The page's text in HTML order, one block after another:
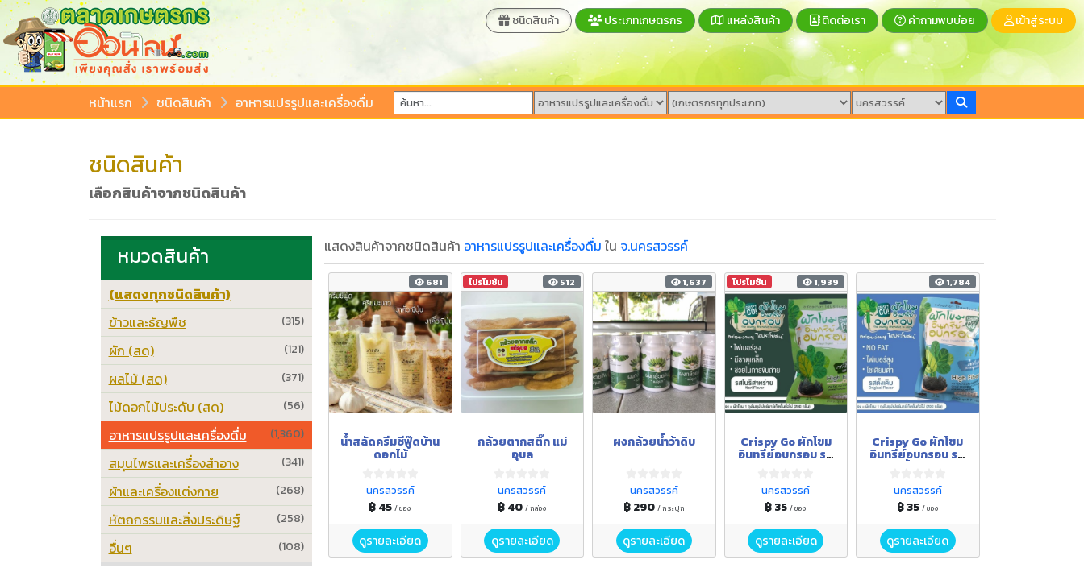
ชนิดสินค้า ประเภทเกษตรกร แหล่งสินค้า ติดต่อเรา คำถามพบบ่อย เข้าสู่ระบบ
หน้าแรก ชนิดสินค้า อาหารแปรรูปและเครื่องดื่ม
ชนิดสินค้า
เลือกสินค้าจากชนิดสินค้า
แสดงสินค้าจากชนิดสินค้า อาหารแปรรูปและเครื่องดื่ม ใน จ.นครสวรรค์
681
น้ำสลัดครีมซีฟู๊ดบ้าน
ดอกไม้
นครสวรรค์
฿ 45/ ซอง
ดูรายละเอียด
โปรโมชัน 512
กล้วยตากสติ๊ก แม่
อุบล
นครสวรรค์
฿ 40 / กล่อง
ดูรายละเอียด
1,637
ผงกล้วยน้ำว้าดิบ
นครสวรรค์
฿ 290 / กระปุก
ดูรายละเอียด
โปรโมชัน 1,939
Crispy Go ผักโขม
อินทรีย์อบกรอบ รส
นครสวรรค์
฿ 35/ ซอง
ดูรายละเอียด
1,784
Crispy Go ผักโขม
อินทรีย์อบกรอบ รส
นครสวรรค์
฿ 35 / ซอง
ดูรายละเอียด
หมวดสินค้า
(แสดงทุกชนิดสินค้า)
(315)
ข้าวและธัญพืช
(121)
ผัก (สด)
(371)
ผลไม้ (สด)
(56)
ไม้ดอกไม้ประดับ (สด)
(1,360)
อาหารแปรรูปและเครื่องดื่ม
(341)
สมุนไพรและเครื่องสำอาง
(268)
ผ้าและเครื่องแต่งกาย
(258)
หัตถกรรมและสิ่งประดิษฐ์
(108)
อื่นๆ